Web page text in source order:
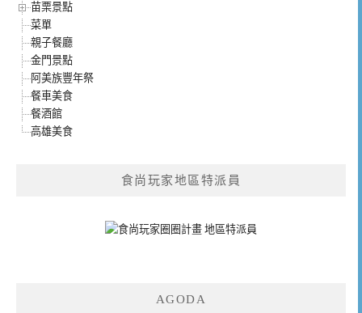
苗栗景點
菜單
親子餐廳
金門景點
阿美族豐年祭
餐車美食
餐酒館
高雄美食
食尚玩家地區特派員
AGODA